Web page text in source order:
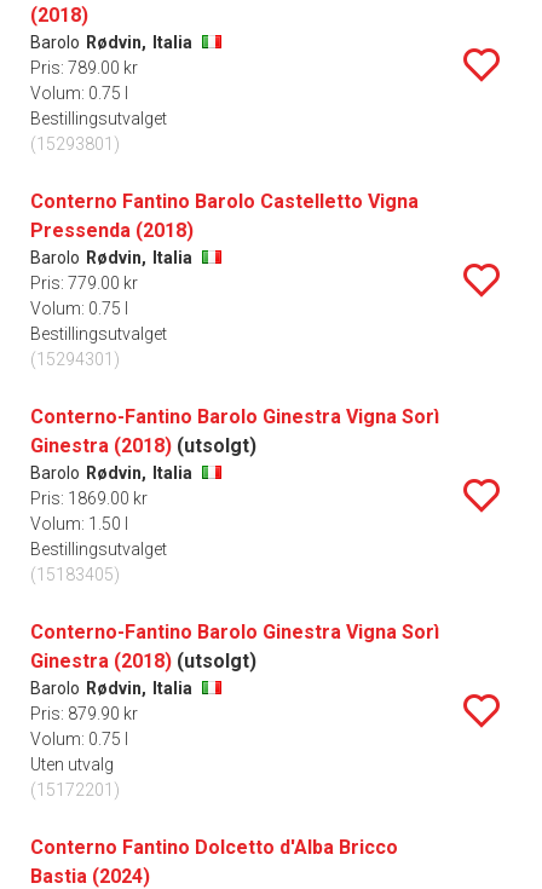
(2018)
Barolo Rødvin,
Italia
Pris: 789.00 kr
Volum: 0.75 l
Bestillingsutvalget
(15293801)
Conterno Fantino Barolo Castelletto Vigna
Pressenda (2018)
Barolo Rødvin,
Italia
Pris: 779.00 kr
Volum: 0.75 l
Bestillingsutvalget
(15294301)
Conterno-Fantino Barolo Ginestra Vigna Sorì
Ginestra (2018) (utsolgt)
Barolo Rødvin,
Italia
Pris: 1869.00 kr
Volum: 1.50 l
Bestillingsutvalget
(15183405)
Conterno-Fantino Barolo Ginestra Vigna Sorì
Ginestra (2018) (utsolgt)
Barolo Rødvin,
Italia
Pris: 879.90 kr
Volum: 0.75 l
Uten utvalg
(15172201)
Conterno Fantino Dolcetto d'Alba Bricco
Bastia (2024)